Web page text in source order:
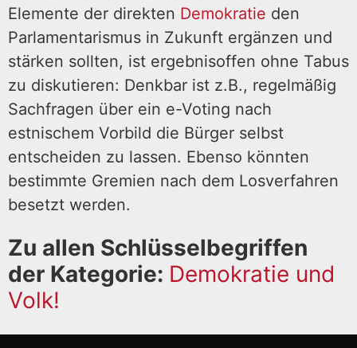
Elemente der direkten Demokratie den
Parlamentarismus in Zukunft ergänzen und
stärken sollten, ist ergebnisoffen ohne Tabus
zu diskutieren: Denkbar ist z.B., regelmäßig
Sachfragen über ein e-Voting nach
estnischem Vorbild die Bürger selbst
entscheiden zu lassen. Ebenso könnten
bestimmte Gremien nach dem Losverfahren
besetzt werden.
Zu allen Schlüsselbegriffen
der Kategorie: Demokratie und
Volk!